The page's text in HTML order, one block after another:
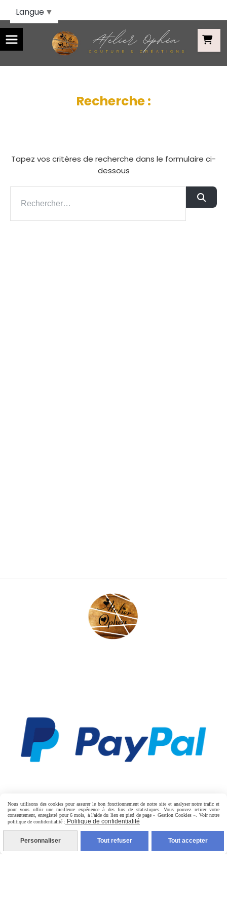
Recherche :
Tapez vos critères de recherche dans le formulaire ci-
dessous
PAIEMENT SÉCURISÉ
Langue ▼
Nous utilisons des cookies pour assurer le bon fonctionnement de notre site et analyser notre trafic et
pour vous offrir une meilleure expérience à des fins de statistiques. Vous pouvez retirer votre
consentement, enregistré pour 6 mois, à l'aide du lien en pied de page « Gestion Cookies ». Voir notre
politique de confidentialité : Politique de confidentialité
Personnaliser Tout refuser Tout accepter